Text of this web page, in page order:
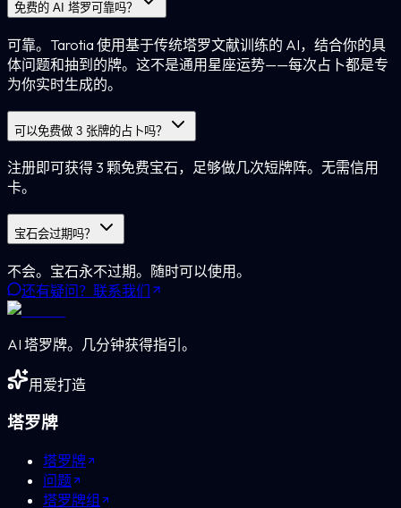
免费的 AI 塔罗可靠吗？
可靠。Tarotia 使用基于传统塔罗文献训练的 AI，结合你的具
体问题和抽到的牌。这不是通用星座运势——每次占卜都是专
为你实时生成的。
可以免费做 3 张牌的占卜吗？
注册即可获得 3 颗免费宝石，足够做几次短牌阵。无需信用
卡。
宝石会过期吗？
不会。宝石永不过期。随时可以使用。
还有疑问？联系我们
AI 塔罗牌。几分钟获得指引。
用爱打造
塔罗牌
塔罗牌
问题
塔罗牌组